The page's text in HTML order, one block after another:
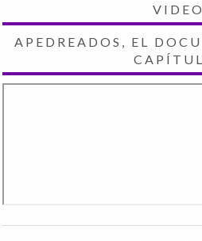
VIDEO
APEDREADOS, EL